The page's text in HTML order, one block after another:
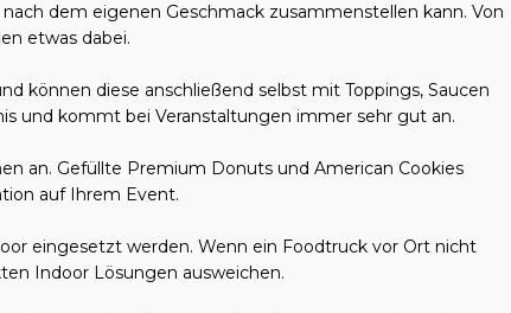
dem eigenen Geschmack zusammenstellen kann. Von
etwas dabei.
können diese anschließend selbst mit Toppings, Saucen
und kommt bei Veranstaltungen immer sehr gut an.
an. Gefüllte Premium Donuts und American Cookies
auf Ihrem Event.
eingesetzt werden. Wenn ein Foodtruck vor Ort nicht
Indoor Lösungen ausweichen.